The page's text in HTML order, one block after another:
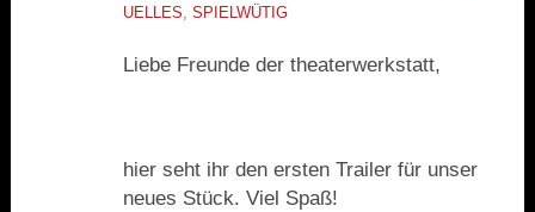
UELLES, SPIELWÜTIG
Liebe Freunde der theaterwerkstatt,
hier seht ihr den ersten Trailer für unser
neues Stück. Viel Spaß!